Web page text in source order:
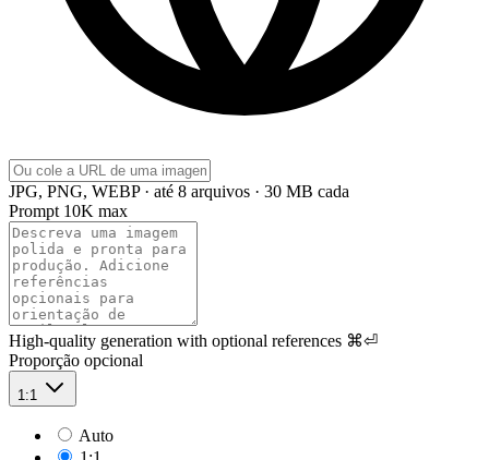
JPG, PNG, WEBP · até 8 arquivos · 30 MB cada
Prompt 10K max
High-quality generation with optional references ⌘⏎
Proporção opcional
1:1
Auto